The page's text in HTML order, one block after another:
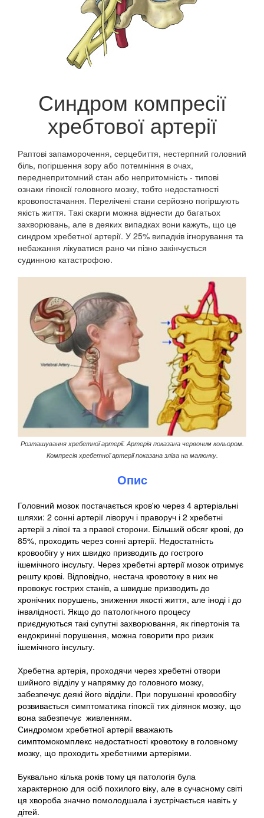
Синдром компресії
хребтової артерії
Раптові запаморочення, серцебиття, нестерпний головний
біль, погіршення зору або потемніння в очах,
переднепритомний стан або непритомність - типові
ознаки гіпоксії головного мозку, тобто недостатності
кровопостачання. Перелічені стани серйозно погіршують
якість життя. Такі скарги можна віднести до багатьох
захворювань, але в деяких випадках вони кажуть, що це
синдром хребетної артерії. У 25% випадків ігнорування та
небажання лікуватися рано чи пізно закінчується
судинною катастрофою.
Розташування хребетної артерії. Артерія показана червоним кольором.
Компресія хребетної артерії показана зліва на малюнку.
Опис
Головний мозок постачається кров'ю через 4 артеріальні
шляхи: 2 сонні артерії ліворуч і праворуч і 2 хребетні
артерії з лівої та з правої сторони. Більший обсяг крові, до
85%, проходить через сонні артерії. Недостатність
кровообігу у них швидко призводить до гострого
ішемічного інсульту. Через хребетні артерії мозок отримує
решту крові. Відповідно, нестача кровотоку в них не
провокує гострих станів, а швидше призводить до
хронічних порушень, зниження якості життя, але іноді і до
інвалідності. Якщо до патологічного процесу
приєднуються такі супутні захворювання, як гіпертонія та
ендокринні порушення, можна говорити про ризик
ішемічного інсульту.
Хребетна артерія, проходячи через хребетні отвори
шийного відділу у напрямку до головного мозку,
забезпечує деякі його відділи. При порушенні кровообігу
розвивається симптоматика гіпоксії тих ділянок мозку, що
вона забезпечує живленням.
Синдромом хребетної артерії вважають
симптомокомплекс недостатності кровотоку в головному
мозку, що проходить хребетними артеріями.
Буквально кілька років тому ця патологія була
характерною для осіб похилого віку, але в сучасному світі
ця хвороба значно помолодшала і зустрічається навіть у
дітей.